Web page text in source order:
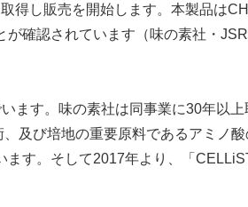
得し販売を開始します。本製品は
確認されています（味の素社・ JSR
ます。味の素社は同事業に30年以上
及び培地の重要原料であるアミノ
ます。そして2017年より、「